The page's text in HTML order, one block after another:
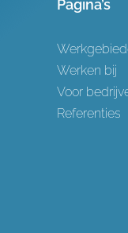
Pagina’s
Werken bij
Voor
Referenties